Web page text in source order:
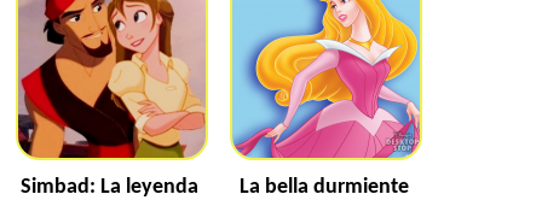
Simbad: La leyenda
La bella durmiente